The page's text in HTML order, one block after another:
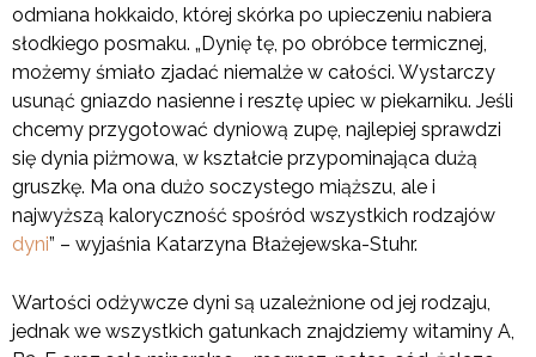
odmiana hokkaido, której skórka po upieczeniu nabiera
słodkiego posmaku. „Dynię tę, po obróbce termicznej,
możemy śmiało zjadać niemalże w całości. Wystarczy
usunąć gniazdo nasienne i resztę upiec w piekarniku. Jeśli
chcemy przygotować dyniową zupę, najlepiej sprawdzi
się dynia piżmowa, w kształcie przypominająca dużą
gruszkę. Ma ona dużo soczystego miąższu, ale i
najwyższą kaloryczność spośród wszystkich rodzajów
dyni” – wyjaśnia Katarzyna Błażejewska-Stuhr.
Wartości odżywcze dyni są uzależnione od jej rodzaju,
jednak we wszystkich gatunkach znajdziemy witaminy A,